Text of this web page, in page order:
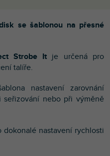
se šablonou na přesné
Strobe It je určená pro
talíře.
nastavení zarovnání
nebo při výměně
dokonalé nastavení rychlosti